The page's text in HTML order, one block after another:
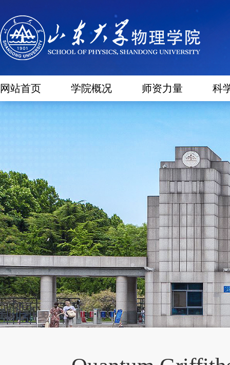
网站首页 学院概况 师资力量 科